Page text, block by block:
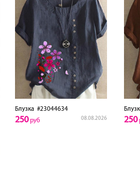
Блузка#23044634
08.08.2026
250руб 250